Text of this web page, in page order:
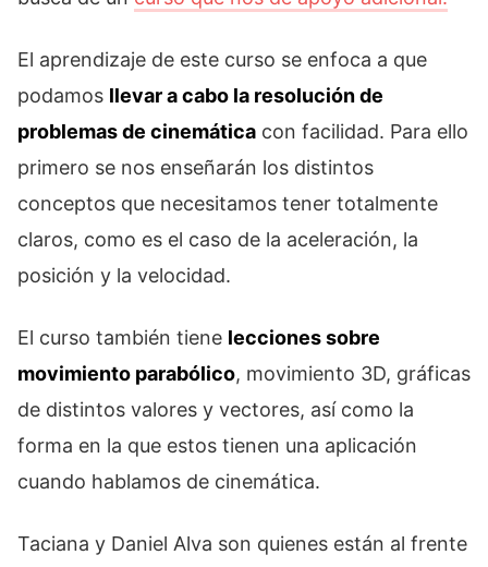
El aprendizaje de este curso se enfoca a que
podamos llevar a cabo la resolución de
problemas de cinemática con facilidad. Para ello
primero se nos enseñarán los distintos
conceptos que necesitamos tener totalmente
claros, como es el caso de la aceleración, la
posición y la velocidad.
El curso también tiene lecciones sobre
movimiento parabólico, movimiento 3D, gráficas
de distintos valores y vectores, así como la
forma en la que estos tienen una aplicación
cuando hablamos de cinemática.
Taciana y Daniel Alva son quienes están al frente